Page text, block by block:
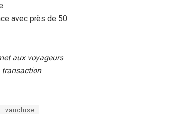
avec près de 50
aux voyageurs
transaction
vaucluse